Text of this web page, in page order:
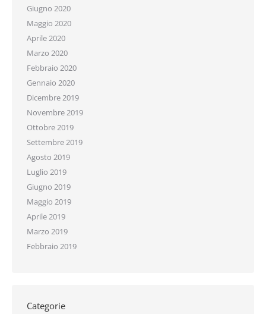
Giugno 2020
Maggio 2020
Aprile 2020
Marzo 2020
Febbraio 2020
Gennaio 2020
Dicembre 2019
Novembre 2019
Ottobre 2019
Settembre 2019
Agosto 2019
Luglio 2019
Giugno 2019
Maggio 2019
Aprile 2019
Marzo 2019
Febbraio 2019
Categorie